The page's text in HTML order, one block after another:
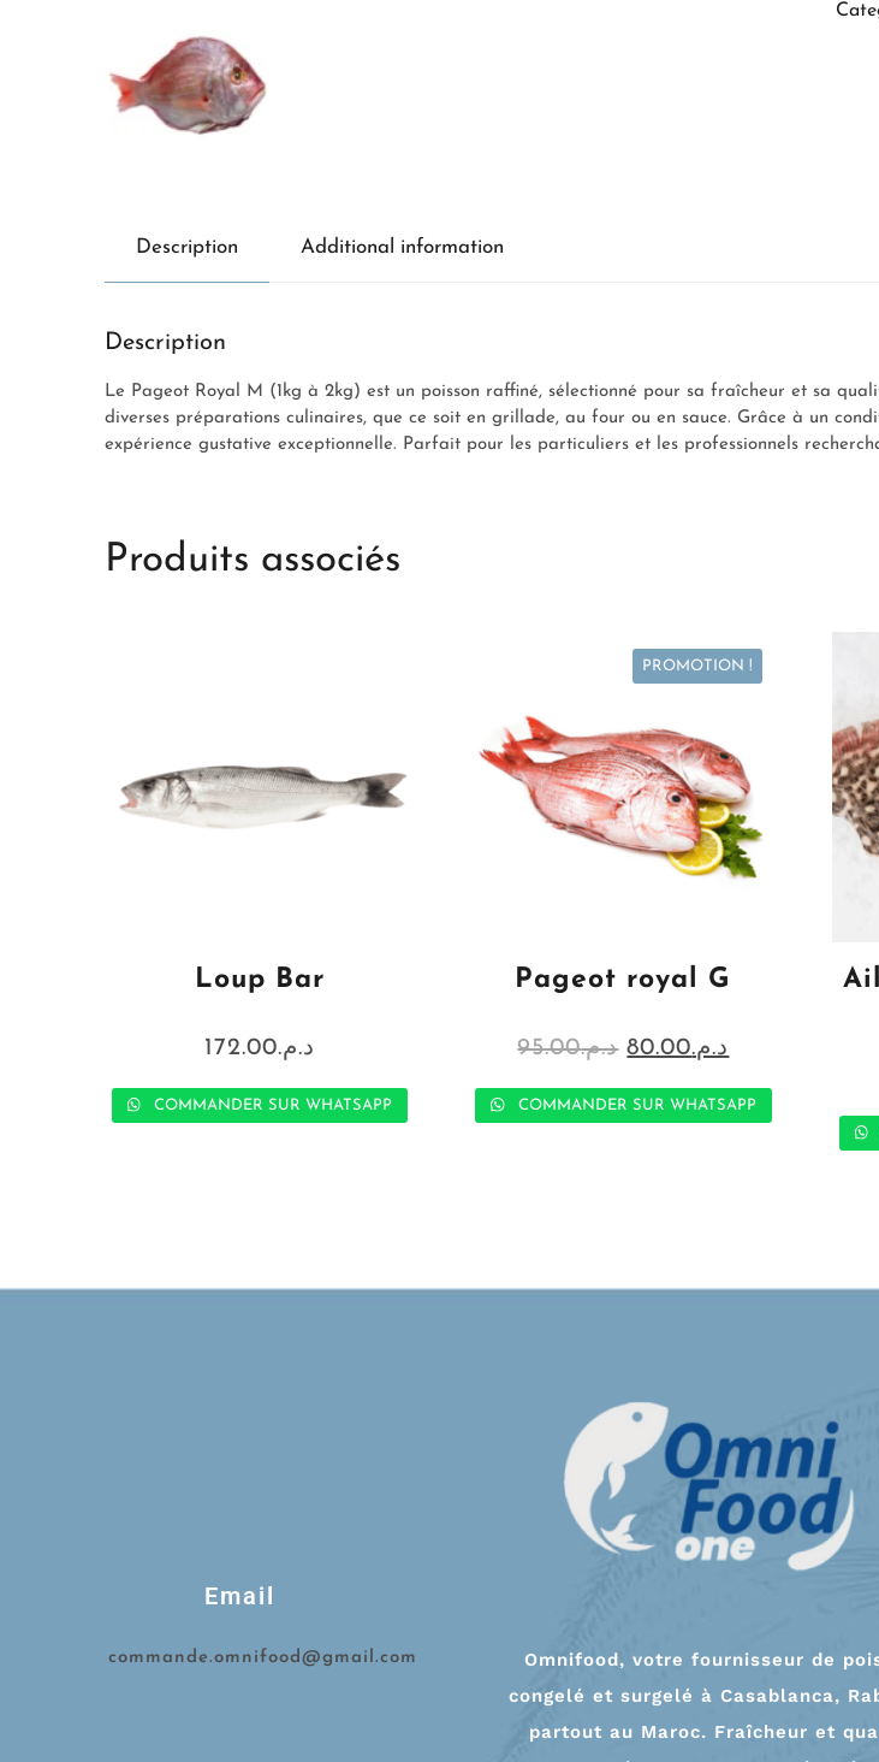
Description Additional information
Description
Le Pageot Royal M (1kg à 2kg) est un poisson raffiné, sélectionné pour sa fraîcheur et sa
diverses préparations culinaires, que ce soit en grillade, au four ou en sauce. Grâce à un
expérience gustative exceptionnelle. Parfait pour les particuliers et les professionnels
Produits associés
Loup Bar
د.م.172.00
COMMANDER SUR WHATSAPP
PROMOTION !
Pageot royal G
د.م.95.00 د.م.80.00
COMMANDER SUR WHATSAPP
Email
commande.omnifood@gmail.com
Omnifood, votre fournisseur de
congelé et surgelé à Casablanca,
partout au Maroc. Fraîcheur et